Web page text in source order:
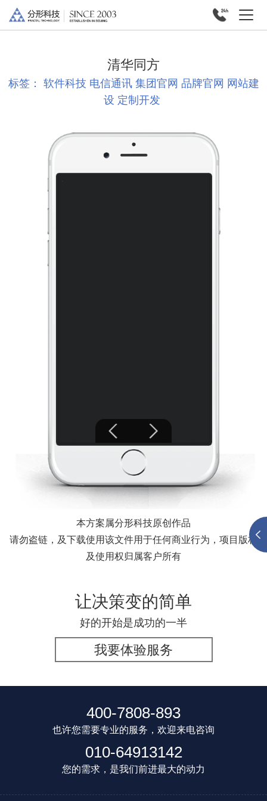
清华同方
标签： 软件科技 电信通讯 集团官网 品牌官网 网站建
设 定制开发
本方案属分形科技原创作品
请勿盗链，及下载使用该文件用于任何商业行为，项目版权
及使用权归属客户所有
让决策变的简单
好的开始是成功的一半
我要体验服务
400-7808-893
也许您需要专业的服务，欢迎来电咨询
010-64913142
您的需求，是我们前进最大的动力